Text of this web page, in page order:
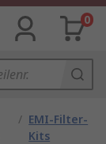
0
/ EMI-Filter-
Kits